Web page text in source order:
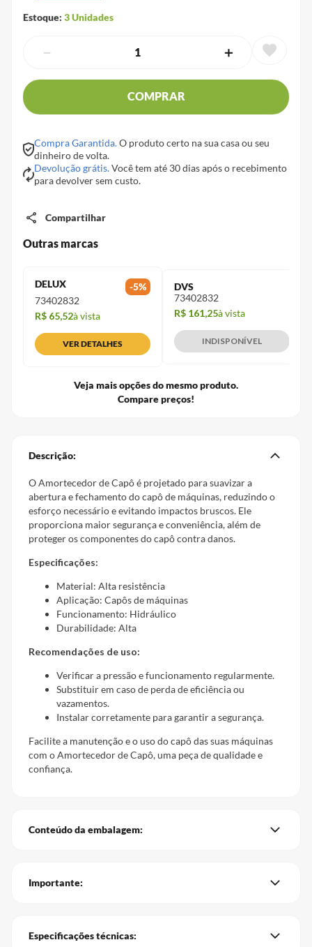
Estoque: 3Unidades
＋
－
COMPRAR
Compra Garantida.O produto certo na sua casa ou seu
dinheiro de volta.
Devolução grátis.Você tem até 30 dias após o recebimento
para devolver sem custo.
Compartilhar
Outras marcas
DELUX -5%
73402832
R$ 65,52à vista
VER DETALHES
DVS
73402832
R$ 161,25à vista
INDISPONÍVEL
Veja mais opções do mesmo produto.
Compare preços!
Descrição:
O Amortecedor de Capô é projetado para suavizar a
abertura e fechamento do capô de máquinas, reduzindo o
esforço necessário e evitando impactos bruscos. Ele
proporciona maior segurança e conveniência, além de
proteger os componentes do capô contra danos.
Especificações:
Material: Alta resistência
Aplicação: Capôs de máquinas
Funcionamento: Hidráulico
Durabilidade: Alta
Recomendações de uso:
Verificar a pressão e funcionamento regularmente.
Substituir em caso de perda de eficiência ou
vazamentos.
Instalar corretamente para garantir a segurança.
Facilite a manutenção e o uso do capô das suas máquinas
com o Amortecedor de Capô, uma peça de qualidade e
confiança.
Conteúdo da embalagem:
Importante:
Especificações técnicas: